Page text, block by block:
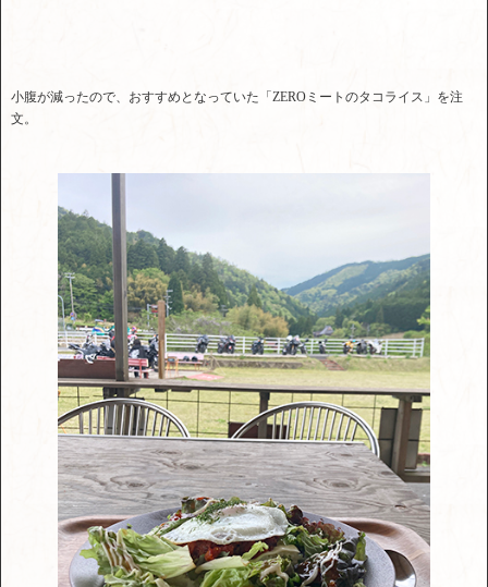
小腹が減ったので、おすすめとなっていた「ZEROミートのタコライス」を注
文。